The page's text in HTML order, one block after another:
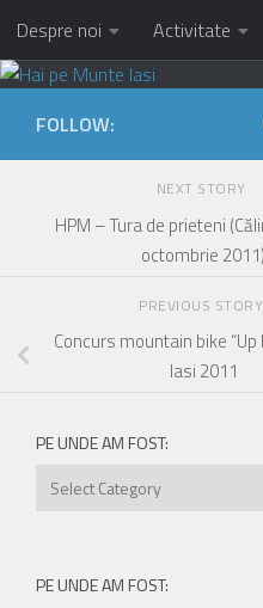
Skip to content
Despre noi Activitate
FOLLOW:
NEXT STORY
HPM – Tura de prieteni
octombrie 2011)
PREVIOUS STORY
Concurs mountain bike “Up
Iasi 2011
PE UNDE AM FOST:
Pe
PE UNDE AM FOST: